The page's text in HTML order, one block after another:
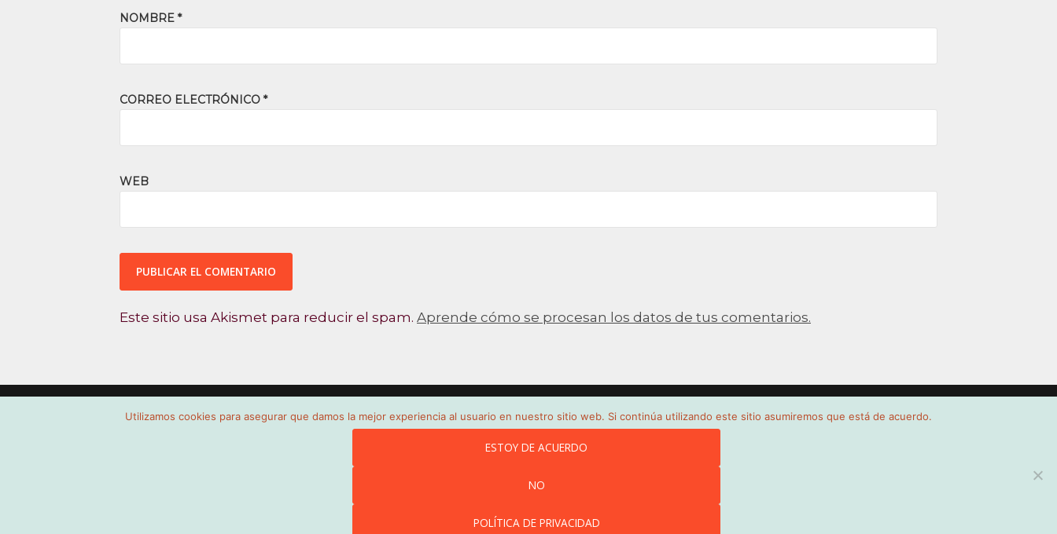
NOMBRE *
CORREO ELECTRÓNICO *
WEB
Este sitio usa Akismet para reducir el spam. Aprende cómo se procesan los datos de tus comentarios.
CONTACTO
Utilizamos cookies para asegurar que damos la mejor experiencia al usuario en nuestro sitio web. Si continúa utilizando este sitio asumiremos que está de acuerdo.
ESTOY DE ACUERDO
NO
POLÍTICA DE PRIVACIDAD